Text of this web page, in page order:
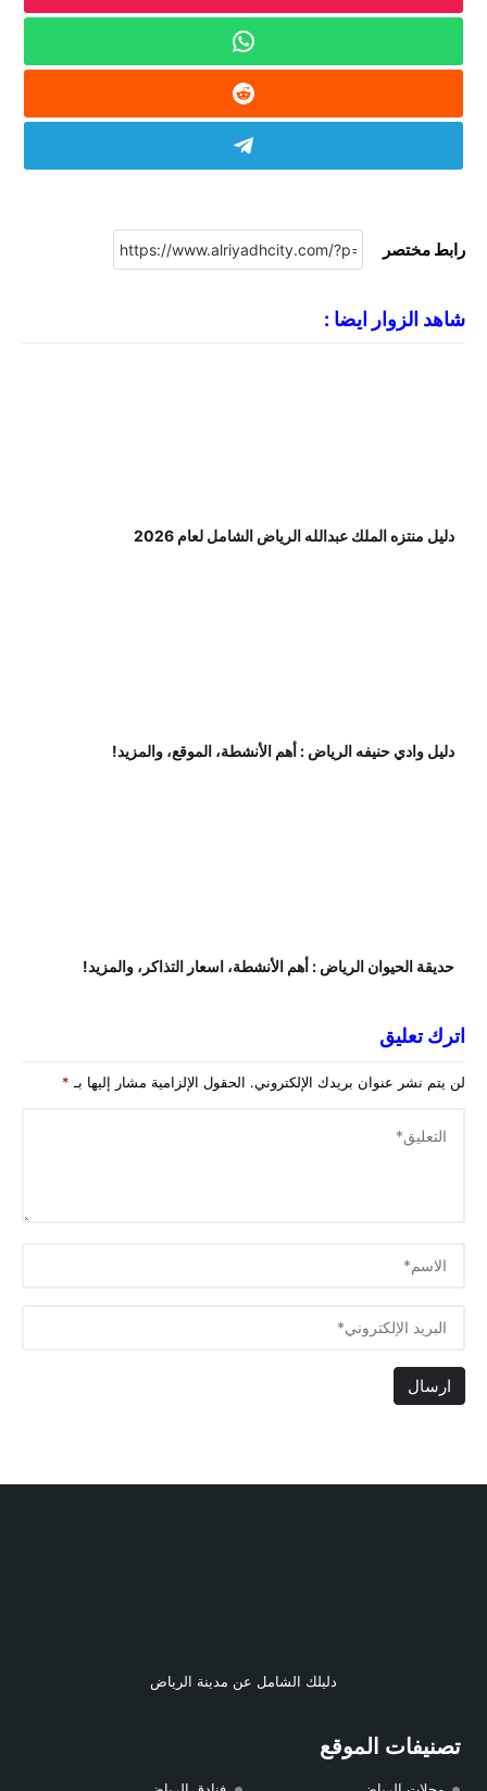
رابط مختصر
شاهد الزوار ايضا :
دليل منتزه الملك عبدالله الرياض الشامل لعام 2026
دليل وادي حنيفه الرياض : أهم الأنشطة، الموقع، والمزيد!
حديقة الحيوان الرياض : أهم الأنشطة، اسعار التذاكر، والمزيد!
اترك تعليق
لن يتم نشر عنوان بريدك الإلكتروني. الحقول الإلزامية مشار إليها بـ *
دليلك الشامل عن مدينة الرياض
تصنيفات الموقع